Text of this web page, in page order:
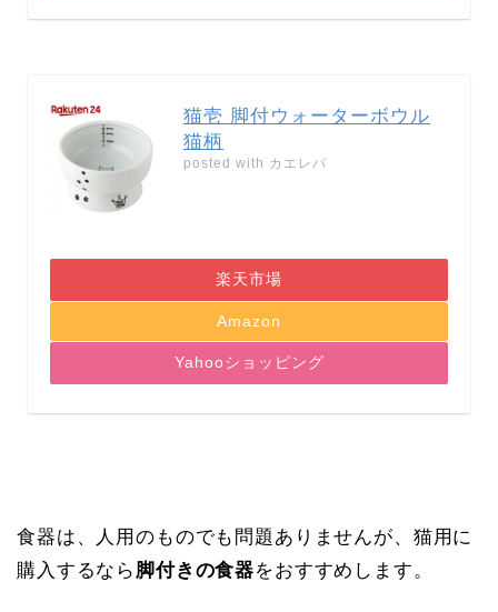
猫壱 脚付ウォーターボウル
猫柄
posted with カエレバ
楽天市場
Amazon
Yahooショッピング
食器は、人用のものでも問題ありませんが、猫用に
購入するなら 脚付きの食器をおすすめします。